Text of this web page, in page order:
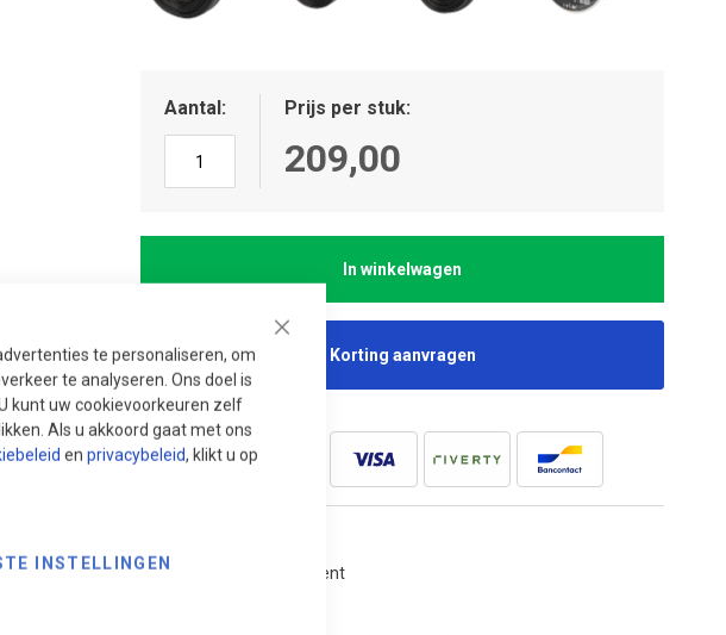
te personaliseren, om
te analyseren. Ons doel is
kunt uw cookievoorkeuren zelf
Als u akkoord gaat met ons
en privacybeleid, klikt u op
INSTELLINGEN
Aantal Prijs per stuk
209,00
In winkelwagen
Korting aanvragen
Uitgebreid assortiment